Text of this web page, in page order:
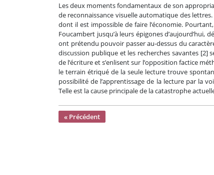
Les deux moments fondamentaux de son
de reconnaissance visuelle automatique des
dont il est impossible de faire l’économie.
Foucambert jusqu’à leurs épigones
ont prétendu pouvoir passer au-dessus du
discussion publique et les recherches savantes [2]
de l’écriture et s’enlisent sur l’opposition factice
le terrain étriqué de la seule lecture trouve
possibilité de l’apprentissage de la lecture par la
Telle est la cause principale de la catastrophe
« Précédent